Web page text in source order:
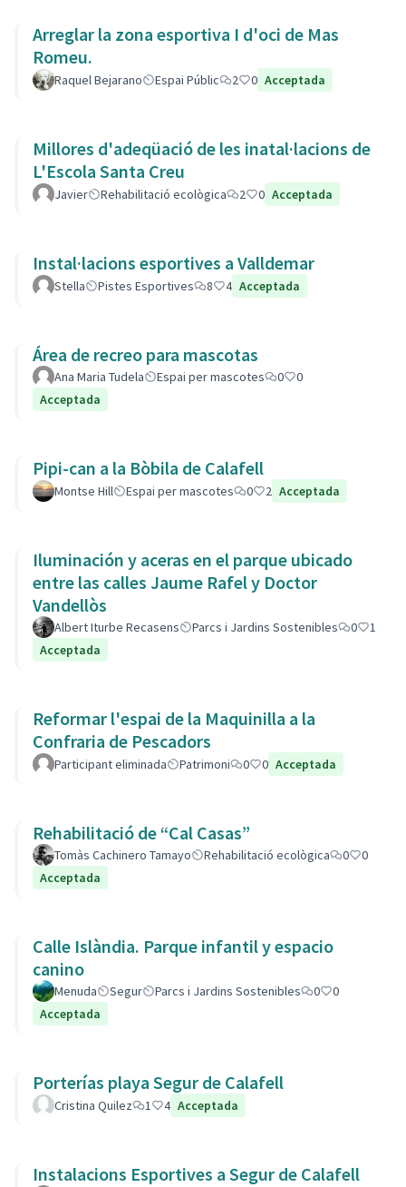
Arreglar la zona esportiva I d'oci de Mas
Romeu.
Raquel Bejarano Espai Públic 2 0 Acceptada
Millores d'adeqüació de les inatal·lacions de
L'Escola Santa Creu
Javier Rehabilitació ecològica 2 0 Acceptada
Instal·lacions esportives a Valldemar
Stella Pistes Esportives 8 4 Acceptada
Área de recreo para mascotas
Ana Maria Tudela Espai per mascotes 0
0
Acceptada
Pipi-can a la Bòbila de Calafell
Montse Hill Espai per mascotes 0 2 Acceptada
Iluminación y aceras en el parque ubicado
entre las calles Jaume Rafel y Doctor
Vandellòs
Albert Iturbe Recasens Parcs i Jardins Sostenibles 0
1
Acceptada
Reformar l'espai de la Maquinilla a la
Confraria de Pescadors
Participant eliminada Patrimoni 0 0 Acceptada
Rehabilitació de “Cal Casas”
Tomàs Cachinero Tamayo Rehabilitació ecològica 0
0
Acceptada
Calle Islàndia. Parque infantil y espacio
canino
Menuda Segur Parcs i Jardins Sostenibles 0
0
Acceptada
Porterías playa Segur de Calafell
Cristina Quilez 1 4 Acceptada
Instalacions Esportives a Segur de Calafell